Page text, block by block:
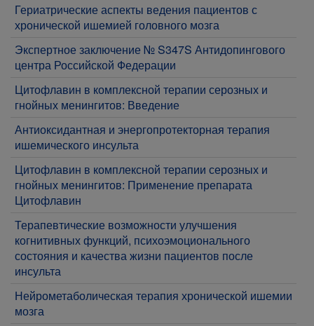
Гериатрические аспекты ведения пациентов с
хронической ишемией головного мозга
Экспертное заключение № S347S Антидопингового
центра Российской Федерации
Цитофлавин в комплексной терапии серозных и
гнойных менингитов: Введение
Антиоксидантная и энергопротекторная терапия
ишемического инсульта
Цитофлавин в комплексной терапии серозных и
гнойных менингитов: Применение препарата
Цитофлавин
Терапевтические возможности улучшения
когнитивных функций, психоэмоционального
состояния и качества жизни пациентов после
инсульта
Нейрометаболическая терапия хронической ишемии
мозга